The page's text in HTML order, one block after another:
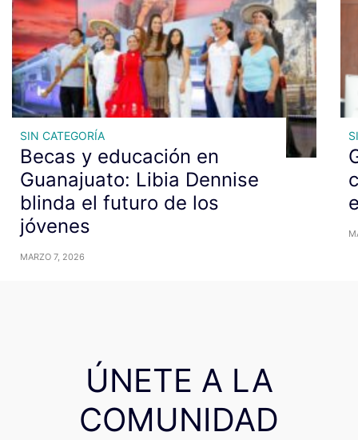
SIN CATEGORÍA
Becas y educación en
Guanajuato: Libia Dennise
blinda el futuro de los
jóvenes
MARZO 7, 2026
ÚNETE A LA
COMUNIDAD